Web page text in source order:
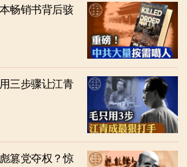
畅销书背后骇
三步骤让江青
篡党夺权？惊